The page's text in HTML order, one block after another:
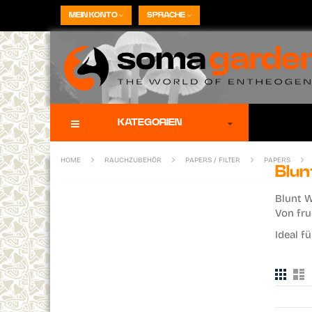
Direkt
zum
Inhalt
MEIN KONTO SPRACHE
KATEGORIEN
HOME RAUCHZUBEHÖR PAPERS / FILTER PAPERS
Blunt
Von
Ideal